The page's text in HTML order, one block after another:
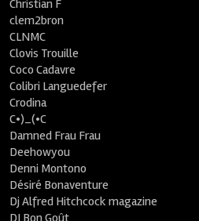
Christian F
clem2bron
CLNMC
Clovis Trouille
Coco Cadavre
Colibri Languedefer
Crodina
C•)_(•C
Damned Frau Frau
Deehowyou
Denni Montono
Désiré Bonaventure
Dj Alfred Hitchcock magazine
DJ Bon Goût